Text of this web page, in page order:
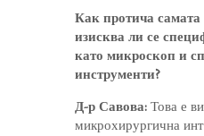
Как протича
изисква ли се
като микроскоп и
инструменти?
Д-р Савова: Това е
микрохирургична